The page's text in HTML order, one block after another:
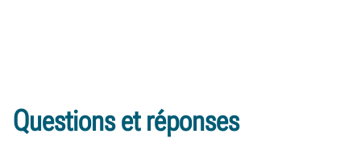
Questions et réponses